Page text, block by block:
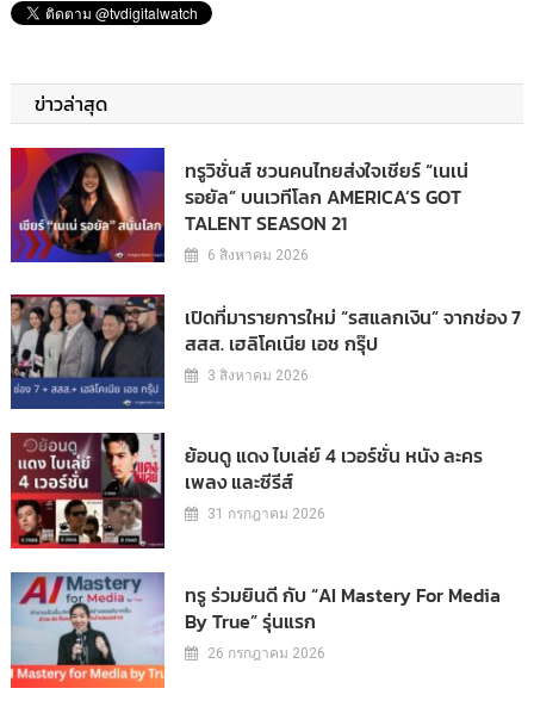
ข่าวล่าสุด
ทรูวิชั่นส์ ชวนคนไทยส่งใจเชียร์ “เนเน่
รอยัล” บนเวทีโลก AMERICA’S GOT
TALENT SEASON 21
6 สิงหาคม 2026
เปิดที่มารายการใหม่ “รสแลกเงิน” จากช่อง 7
สสส. เฮลิโคเนีย เอช กรุ๊ป
3 สิงหาคม 2026
ย้อนดู แดง ไบเล่ย์ 4 เวอร์ชั่น หนัง ละคร
เพลง และซีรีส์
31 กรกฎาคม 2026
ทรู ร่วมยินดี กับ “AI Mastery For Media
By True” รุ่นแรก
26 กรกฎาคม 2026